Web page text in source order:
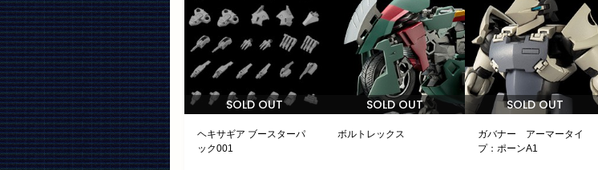
SOLD OUT
ヘキサギア ブースターパ
ック001
SOLD OUT
ボルトレックス
SOLD OUT
ガバナー アーマータイ
プ：ポーンA1